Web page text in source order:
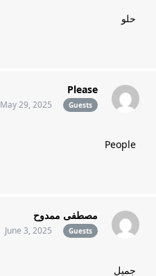
حلو
Please
Guests
May 29, 2025
People
مصطفى ممدوح
Guests
June 3, 2025
جميل